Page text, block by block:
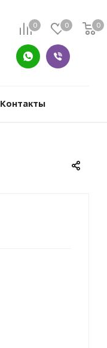
0 0 0
Контакты